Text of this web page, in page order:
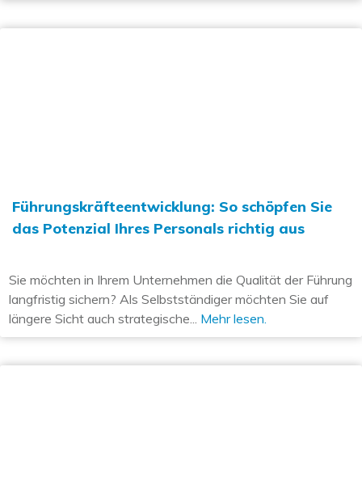
Führungskräfteentwicklung: So schöpfen Sie
das Potenzial Ihres Personals richtig aus
Sie möchten in Ihrem Unternehmen die Qualität der Führung
langfristig sichern? Als Selbstständiger möchten Sie auf
längere Sicht auch strategische... Mehr lesen.